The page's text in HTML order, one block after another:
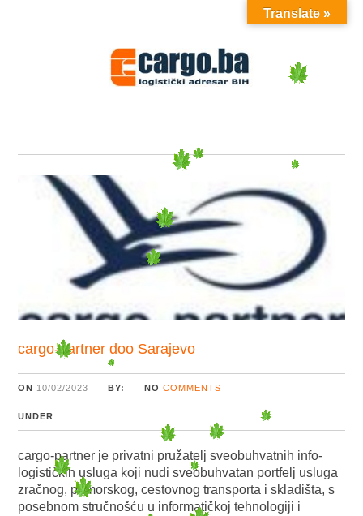
MENU
cargo-partner doo Sarajevo
ON 10/02/2023 BY: NO COMMENTS
UNDER
cargo-partner je privatni pružatelj sveobuhvatnih info-
logističkih usluga koji nudi sveobuhvatan portfelj usluga
zračnog, pomorskog, cestovnog transporta i skladišta, s
posebnom stručnošću u informatičkoj tehnologiji i
Translate »